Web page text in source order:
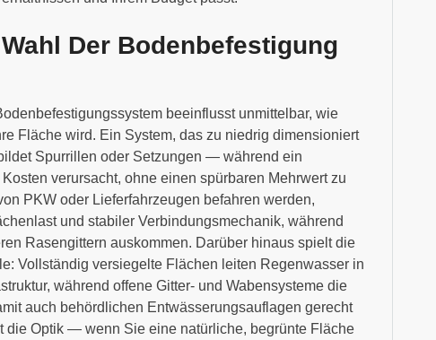
Der Bodenbefestigung
beeinflusst unmittelbar, wie
Fläche wird. Ein System, das zu niedrig dimensioniert
Spurrillen oder Setzungen — während ein
verursacht, ohne einen spürbaren Mehrwert zu
PKW oder Lieferfahrzeugen befahren werden,
und stabiler Verbindungsmechanik, während
Rasengittern auskommen. Darüber hinaus spielt die
Vollständig versiegelte Flächen leiten Regenwasser in
während offene Gitter- und Wabensysteme die
auch behördlichen Entwässerungsauflagen gerecht
die Optik — wenn Sie eine natürliche, begrünte Fläche